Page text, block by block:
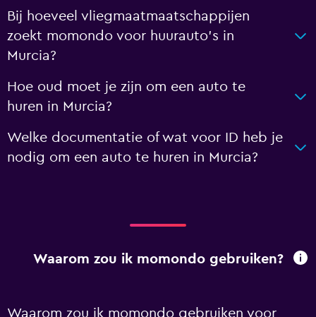
Bij hoeveel vliegmaatmaatschappijen
zoekt momondo voor huurauto's in
Murcia?
Hoe oud moet je zijn om een auto te
huren in Murcia?
Welke documentatie of wat voor ID heb je
nodig om een auto te huren in Murcia?
Waarom zou ik momondo gebruiken?
Waarom zou ik momondo gebruiken voor